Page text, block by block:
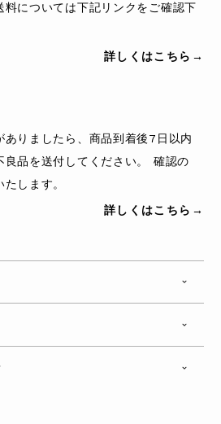
料については下記リンクをご確認下
詳しくはこちら→
ありましたら、商品到着後7日以内
良品を送付してください。 確認の
します。
詳しくはこちら→